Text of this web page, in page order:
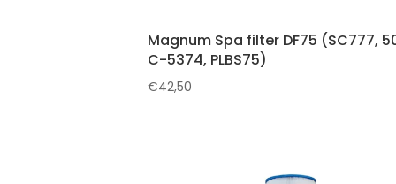
Magnum Spa filter DF75 (SC777,
C-5374, PLBS75)
€42,50